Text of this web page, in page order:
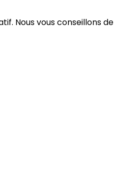
Nous vous conseillons de